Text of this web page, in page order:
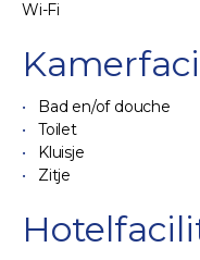
Wi-Fi
Bad en/of douche
Toilet
Kluisje
Zitje